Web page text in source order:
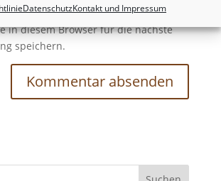
DatenschutzKontakt und Impressum
meine E-Mail-Adresse und
in diesem Browser für die nächste
speichern.